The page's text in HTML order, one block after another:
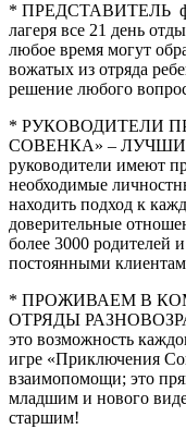
* ПРЕДСТАВИТЕЛЬ
лагеря все 21 день
любое время могут
вожатых из отряда
решение любого
* РУКОВОДИТЕЛИ
СОВЕНКА» –
руководители имеют
необходимые
находить подход к
доверительные
более 3000 родителей
постоянными
* ПРОЖИВАЕМ В
ОТРЯДЫ
это возможность
игре «Приключения
взаимопомощи; это
младшим и нового
старшим!